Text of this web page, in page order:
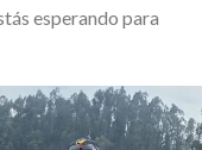
esperando para